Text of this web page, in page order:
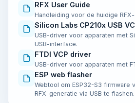
RFX User Guide
Handleiding voor de huidige
Silicon Labs CP210x USB
USB-driver voor apparaten met
USB-interface.
FTDI VCP driver
USB-driver voor apparaten met
ESP web flasher
Webtool om ESP32-S3 firmware
RFX-generatie via USB te flashen.